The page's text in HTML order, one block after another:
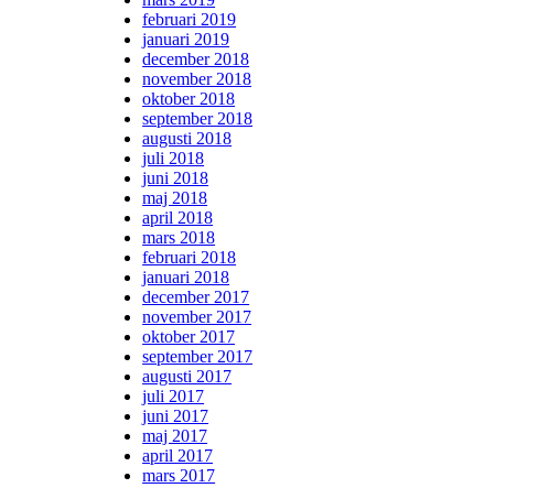
februari 2019
januari 2019
december 2018
november 2018
oktober 2018
september 2018
augusti 2018
juli 2018
juni 2018
maj 2018
april 2018
mars 2018
februari 2018
januari 2018
december 2017
november 2017
oktober 2017
september 2017
augusti 2017
juli 2017
juni 2017
maj 2017
april 2017
mars 2017